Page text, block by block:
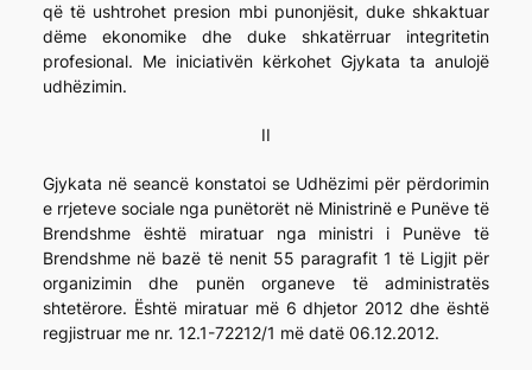
që të ushtrohet presion mbi punonjësit, duke shkaktuar
dëme ekonomike dhe duke shkatërruar integritetin
profesional. Me iniciativën kërkohet Gjykata ta anulojë
udhëzimin.
II
Gjykata në seancë konstatoi se Udhëzimi për përdorimin
e rrjeteve sociale nga punëtorët në Ministrinë e Punëve të
Brendshme është miratuar nga ministri i Punëve të
Brendshme në bazë të nenit 55 paragrafit 1 të Ligjit për
organizimin dhe punën organeve të administratës
shtetërore. Është miratuar më 6 dhjetor 2012 dhe është
regjistruar me nr. 12.1-72212/1 më datë 06.12.2012.